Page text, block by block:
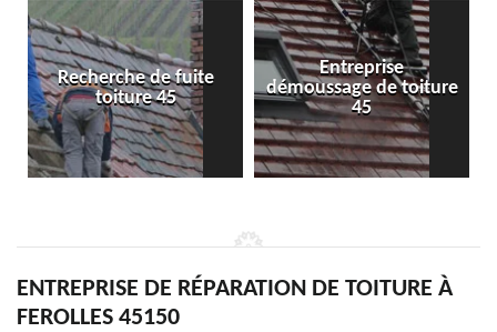
fuite
Entreprise
démoussage de toiture
45
Isolation toiture
ENTREPRISE DE RÉPARATION DE TOITURE À
FEROLLES 45150